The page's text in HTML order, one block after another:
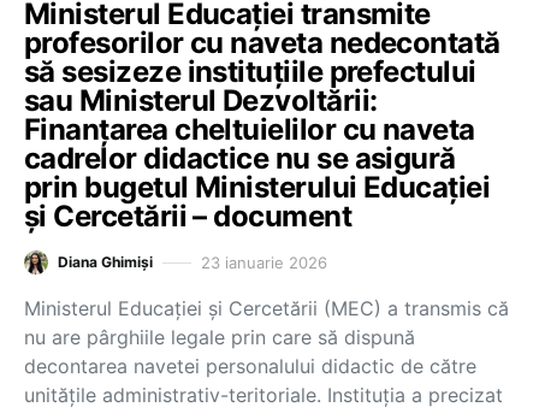
Ministerul Educației transmite
profesorilor cu naveta nedecontată
să sesizeze instituțiile prefectului
sau Ministerul Dezvoltării:
Finanțarea cheltuielilor cu naveta
cadrelor didactice nu se asigură
prin bugetul Ministerului Educaţiei
şi Cercetării – document
Diana Ghimiși 23 ianuarie 2026
Ministerul Educației și Cercetării (MEC) a transmis că
nu are pârghiile legale prin care să dispună
decontarea navetei personalului didactic de către
unităţile administrativ-teritoriale. Instituția a precizat